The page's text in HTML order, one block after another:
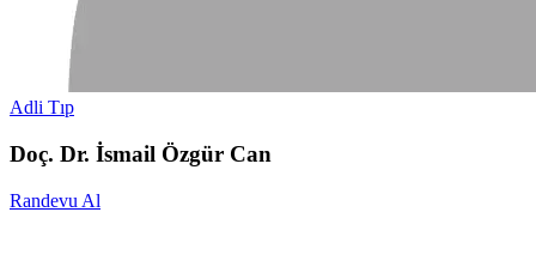
Adli Tıp
Doç. Dr. İsmail Özgür Can
Randevu Al